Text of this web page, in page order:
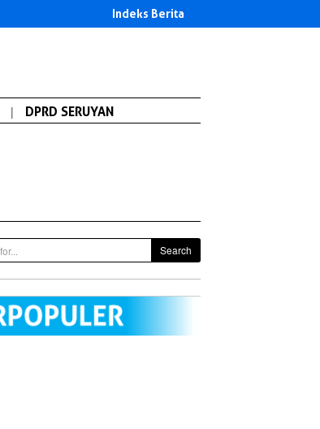
Indeks Berita
| DPRD SERUYAN
Search